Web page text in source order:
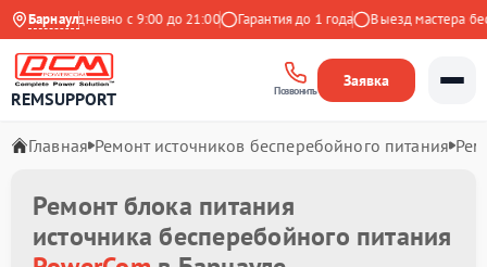
Барнаул
Ежедневно с 9:00 до 21:00 Гарантия до 1 года Выезд мастера
REMSUPPORT Позвонить
Заявка
Главная Ремонт источников бесперебойного питания
Ремонт блока питания
источника бесперебойного питания